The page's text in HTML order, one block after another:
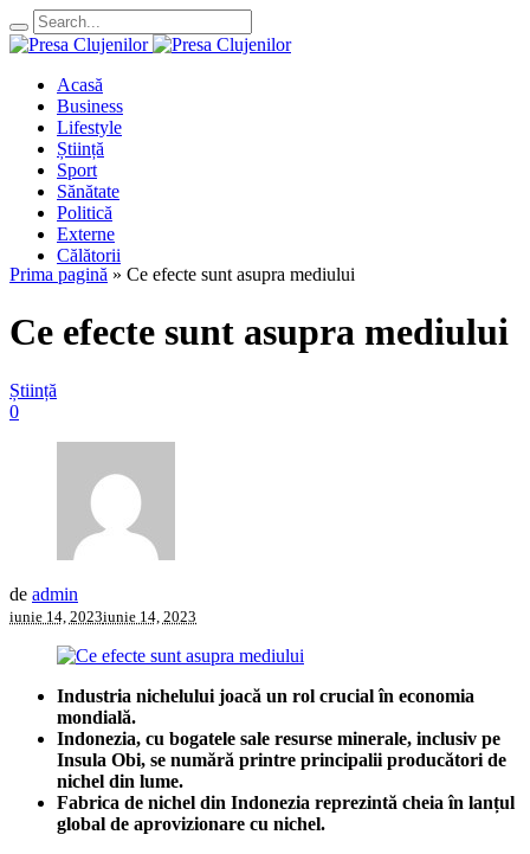
Acasă
Business
Lifestyle
Știință
Sport
Sănătate
Politică
Externe
Călătorii
Prima pagină » Ce efecte sunt asupra mediului
Ce efecte sunt asupra mediului
Știință
0
de admin
iunie 14, 2023iunie 14, 2023
Industria nichelului joacă un rol crucial în economia
mondială.
Indonezia, cu bogatele sale resurse minerale, inclusiv pe
Insula Obi, se numără printre principalii producători de
nichel din lume.
Fabrica de nichel din Indonezia reprezintă cheia în lanțul
global de aprovizionare cu nichel.